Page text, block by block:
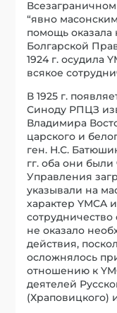
Всезаграничном
“явно
помощь
Болгарской
1924 г. осудила
всякое
В 1925 г.
Синоду РПЦЗ
Владимира
царского и
ген. Н.С.
гг. оба они
Управления
указывали на
характер YMCA
не оказало
действия,
осложнялось
отношению к
деятелей
(Храповицкого)